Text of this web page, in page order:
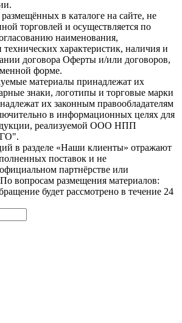
в каталоге на сайте, не
торговлей и осуществляется по
наименования,
характеристик, наличия и
договора Оферты и/или договоров,
форме.
материалы принадлежат их
знаки, логотипы и торговые марки
их законным правообладателям
в информационных целях для
реализуемой ООО НПП
в разделе «Наши клиенты» отражают
поставок и не
партнёрстве или
вопросам размещения материалов:
будет рассмотрено в течение 24